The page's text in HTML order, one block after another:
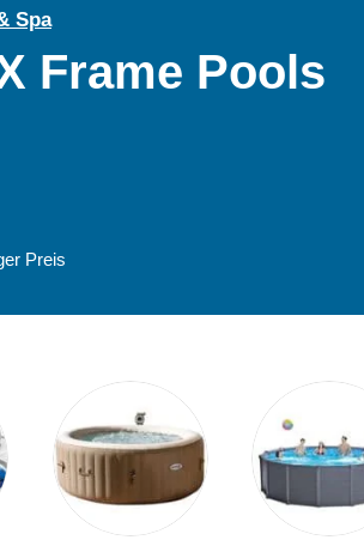
Spa
Frame Pools
Preis